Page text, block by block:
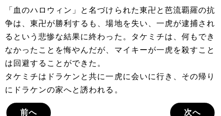
「血のハロウィン」と名づけられた東卍と芭流覇羅の抗
争は、東卍が勝利するも、場地を失い、一虎が逮捕され
るという悲惨な結果に終わった。タケミチは、何もでき
なかったことを悔やんだが、マイキーが一虎を殺すこと
は回避することができた。
タケミチはドラケンと共に一虎に会いに行き、その帰り
にドラケンの家へと誘われる。
前へ 次へ